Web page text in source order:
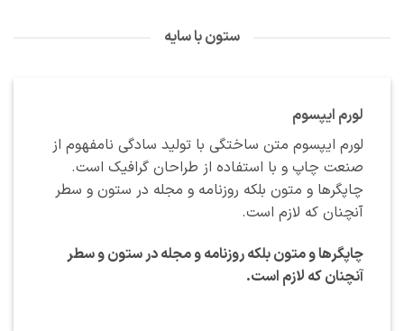
ستون با سایه
لورم ایپسوم
لورم ایپسوم متن ساختگی با تولید سادگی نامفهوم از
صنعت چاپ و با استفاده از طراحان گرافیک است.
چاپگرها و متون بلکه روزنامه و مجله در ستون و سطر
آنچنان که لازم است.
چاپگرها و متون بلکه روزنامه و مجله در ستون و سطر
آنچنان که لازم است.